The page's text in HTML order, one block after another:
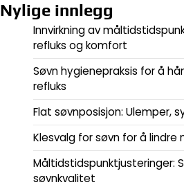
Nylige innlegg
Innvirkning av
refluks og komfort
Søvn hygienepraksis for å
refluks
Flat søvnposisjon: Ulemper,
Klesvalg for søvn for å lindre
Måltidstidspunktjusteringer:
søvnkvalitet